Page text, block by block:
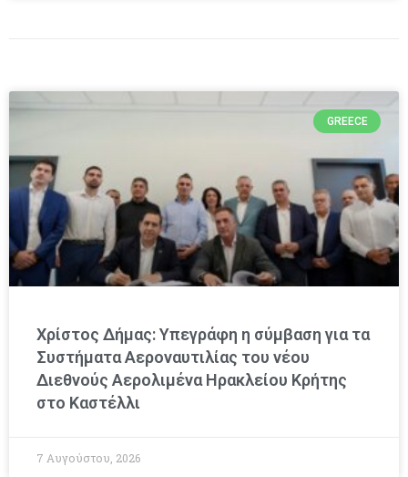
GREECE
Χρίστος Δήμας: Υπεγράφη η σύμβαση για τα
Συστήματα Αεροναυτιλίας του νέου
Διεθνούς Αερολιμένα Ηρακλείου Κρήτης
στο Καστέλλι
7 Αυγούστου, 2026